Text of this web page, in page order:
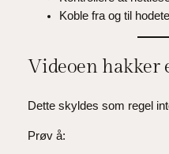
Koble fra og til
Videoen hakker
Dette skyldes som regel
Prøv å: